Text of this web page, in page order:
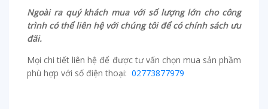
Ngoài ra quý khách mua với số lượng lớn cho công
trình có thể liên hệ với chúng tôi để có chính sách ưu
đãi.
Mọi chi tiết liên hệ để được tư vấn chọn mua sản phầm
phù hợp với số điện thoại: 02773877979